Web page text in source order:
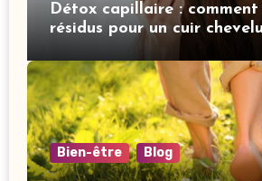
Détox capillaire : comment
résidus pour un cuir
Bien-être Blog